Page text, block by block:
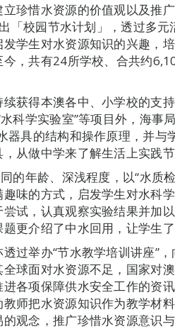
珍惜水资源的价值观以及推
「校园节水计划」，透过多元
学生对水资源知识的兴趣，
，共有24所学校、合共约
续获得本澳各中、小学校的支
科学实验室”等项目外，海事
器具的结构和操作原理，并
从做中学来了解生活上实践节
的年龄、深浅程度，以“水质
味的方式，启发学生对水科
试，认真观察实验结果并加
更介绍了中水回用，让学生
过举办“节水教学培训讲座”
球面对水资源不足，国家对
各项保障供水安全工作的资
师把水资源知识作为教学材
观念，推广珍惜水资源意识与